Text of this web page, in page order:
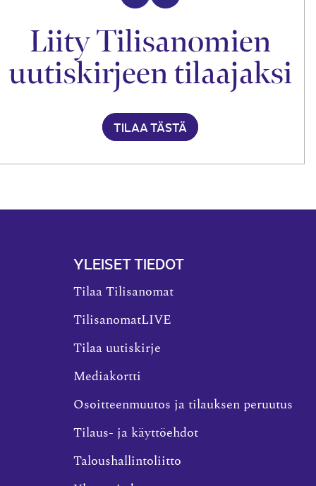
Liity Tilisanomien
uutiskirjeen tilaajaksi
TILAA TÄSTÄ
YLEISET TIEDOT
Tilaa Tilisanomat
TilisanomatLIVE
Tilaa uutiskirje
Mediakortti
Osoitteenmuutos ja tilauksen peruutus
Tilaus- ja käyttöehdot
Taloushallintoliitto